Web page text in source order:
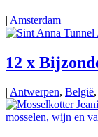
| Amsterdam
12 x
| Antwerpen, België,